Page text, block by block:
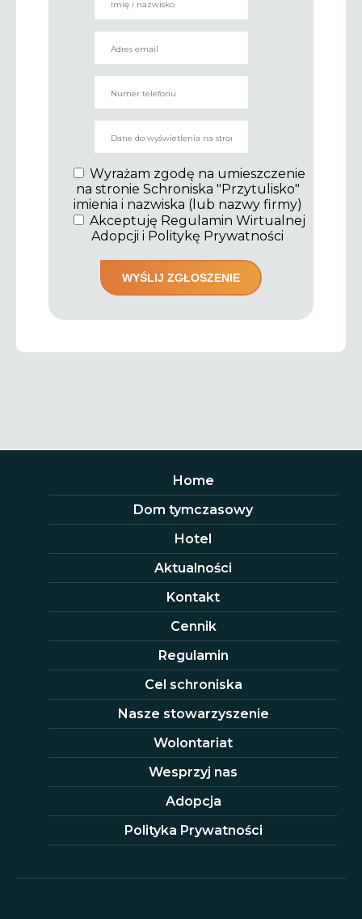
Wyrażam zgodę na umieszczenie
na stronie Schroniska "Przytulisko"
imienia i nazwiska (lub nazwy firmy)
Akceptuję Regulamin Wirtualnej
Adopcji i Politykę Prywatności
Home
Dom tymczasowy
Hotel
Aktualności
Kontakt
Cennik
Regulamin
Cel schroniska
Nasze stowarzyszenie
Wolontariat
Wesprzyj nas
Adopcja
Polityka Prywatności